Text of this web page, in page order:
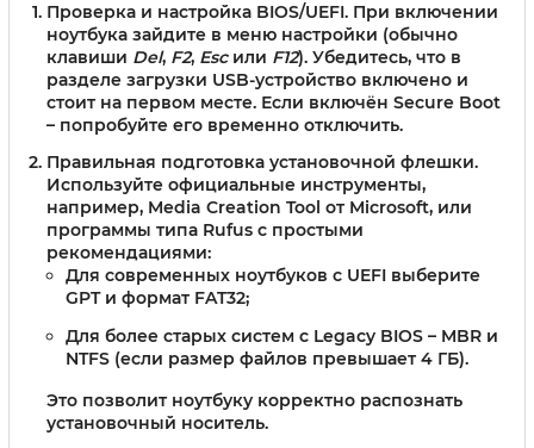
Проверка и настройка BIOS/UEFI. При включении
ноутбука зайдите в меню настройки (обычно
клавиши Del, F2, Escили F12). Убедитесь, что в
разделе загрузки USB-устройство включено и
стоит на первом месте. Если включён Secure Boot
– попробуйте его временно отключить.
Правильная подготовка установочной флешки.
Используйте официальные инструменты,
например, Media Creation Tool от Microsoft, или
программы типа Rufus с простыми
рекомендациями:
Для современных ноутбуков с UEFI выберите
GPT и формат FAT32;
Для более старых систем с Legacy BIOS – MBR и
NTFS (если размер файлов превышает 4 ГБ).
Это позволит ноутбуку корректно распознать
установочный носитель.